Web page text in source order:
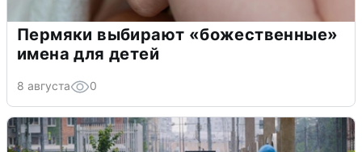
Пермяки выбирают «божественные»
имена для детей
8 августа 0